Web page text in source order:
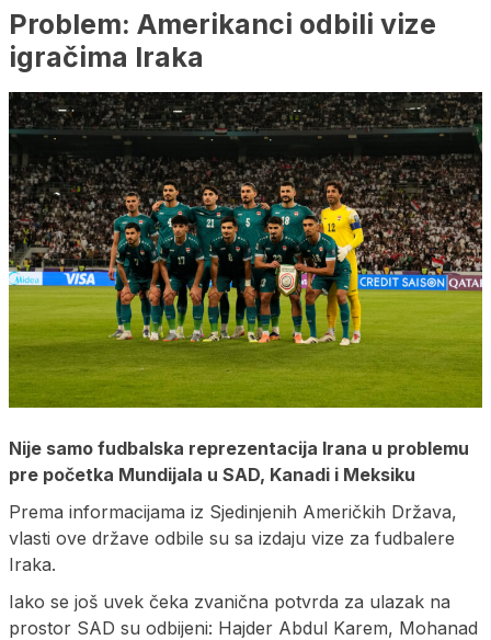
Problem: Amerikanci odbili vize
igračima Iraka
Nije samo fudbalska reprezentacija Irana u problemu
pre početka Mundijala u SAD, Kanadi i Meksiku
Prema informacijama iz Sjedinjenih Američkih Država,
vlasti ove države odbile su sa izdaju vize za fudbalere
Iraka.
Iako se još uvek čeka zvanična potvrda za ulazak na
prostor SAD su odbijeni: Hajder Abdul Karem, Mohanad